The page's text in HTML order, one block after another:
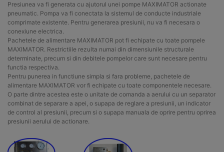
Presiunea va fi generata cu ajutorul unei pompe MAXIMATOR actionate
pneumatic. Pompa va fi conectata la sistemul de conducte industriale
comprimate existente. Pentru generarea presiunii, nu va fi necesara o
conexiune electrica.
Pachetele de alimentare MAXIMATOR pot fi echipate cu toate pompele
MAXIMATOR. Restrictiile rezulta numai din dimensiunile structurale
determinate, precum si din debitele pompelor care sunt necesare pentru
functia respectiva.
Pentru punerea in functiune simpla si fara probleme, pachetele de
alimentare MAXIMATOR vor fi echipate cu toate componentele necesare.
O parte dintre acestea este o unitate de comanda a aerului cu un separator
combinat de separare a apei, o supapa de reglare a presiunii, un indicator
de control al presiunii, precum si o supapa manuala de oprire pentru oprirea
presiunii aerului de actionare.